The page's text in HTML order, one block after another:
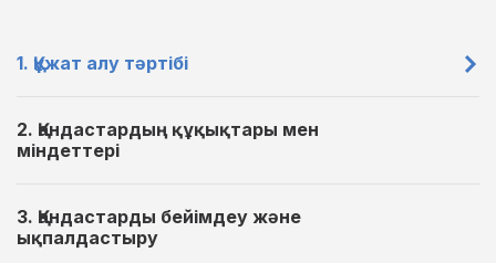
1. Құжат алу тәртібі
2. Қандастардың құқықтары мен
міндеттері
3. Қандастарды бейімдеу және
ықпалдастыру